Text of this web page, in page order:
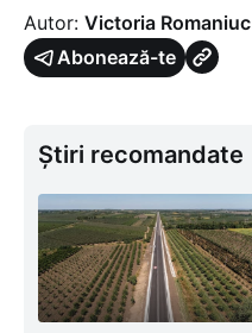
Autor: Victoria Romaniuc
Abonează-te
Știri recomandate